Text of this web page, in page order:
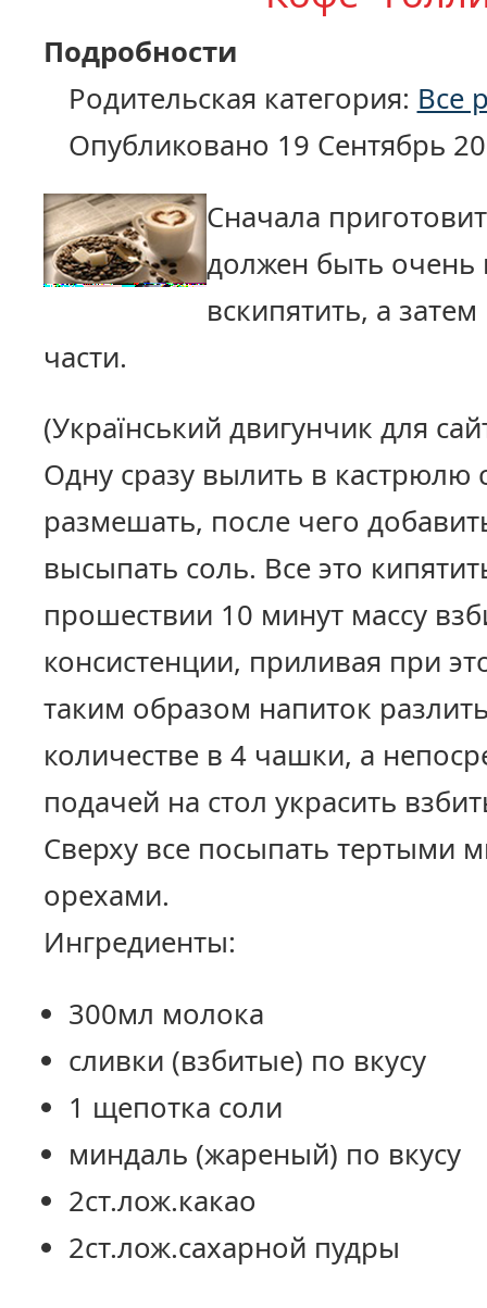
Подробности
Родительская категория: Все
Опубликовано 19 Сентябрь
Сначала
должен быть
вскипятить, а
части.
(Український двигунчик для
Одну сразу вылить в кастрюлю
размешать, после чего
высыпать соль. Все это
прошествии 10 минут массу
консистенции, приливая при
таким образом напиток
количестве в 4 чашки, а
подачей на стол украсить
Сверху все посыпать тертыми
орехами.
Ингредиенты:
300мл молока
сливки (взбитые) по вкусу
1 щепотка соли
миндаль (жареный) по вкусу
2ст.лож.какао
2ст.лож.сахарной пудры